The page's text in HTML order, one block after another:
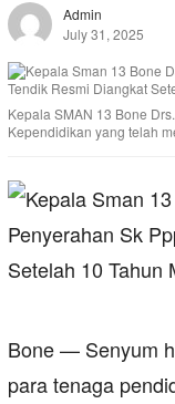
Admin
July 31, 2025
Kepala SMAN 13 Bone
Kependidikan yang telah
Bone — Senyum
para tenaga